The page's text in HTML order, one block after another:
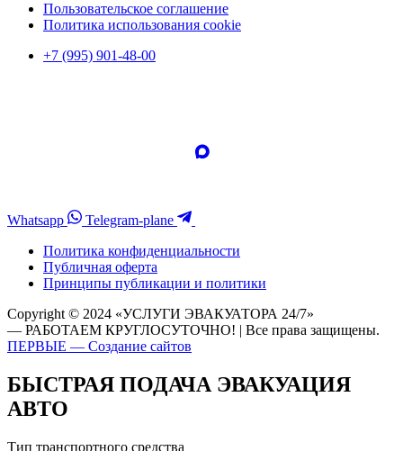
Пользовательское соглашение
Политика использования cookie
+7 (995) 901-48-00
Whatsapp
Telegram-plane
Политика конфиденциальности
Публичная оферта
Принципы публикации и политики
Copyright © 2024 «УСЛУГИ ЭВАКУАТОРА 24/7»
— РАБОТАЕМ КРУГЛОСУТОЧНО! | Все права защищены.
ПЕРВЫЕ — Создание сайтов
БЫСТРАЯ ПОДАЧА ЭВАКУАЦИЯ
АВТО
Тип транспортного средства